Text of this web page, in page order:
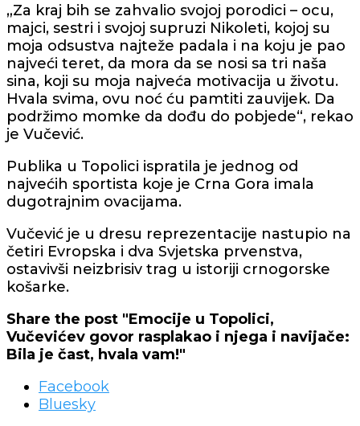
„Za kraj bih se zahvalio svojoj porodici – ocu,
majci, sestri i svojoj supruzi Nikoleti, kojoj su
moja odsustva najteže padala i na koju je pao
najveći teret, da mora da se nosi sa tri naša
sina, koji su moja najveća motivacija u životu.
Hvala svima, ovu noć ću pamtiti zauvijek. Da
podržimo momke da dođu do pobjede“, rekao
je Vučević.
Publika u Topolici ispratila je jednog od
najvećih sportista koje je Crna Gora imala
dugotrajnim ovacijama.
Vučević je u dresu reprezentacije nastupio na
četiri Evropska i dva Svjetska prvenstva,
ostavivši neizbrisiv trag u istoriji crnogorske
košarke.
Share the post "Emocije u Topolici,
Vučevićev govor rasplakao i njega i navijače:
Bila je čast, hvala vam!"
Facebook
Bluesky